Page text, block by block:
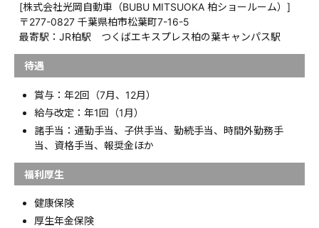
[株式会社光岡自動車（BUBU MITSUOKA 柏ショールーム）]
〒277-0827 千葉県柏市松葉町7-16-5
最寄駅：JR柏駅 つくばエキスプレス柏の葉キャンパス駅
待遇
賞与：年2回（7月、12月）
給与改定：年1回（1月）
諸手当：通勤手当、子供手当、勤続手当、時間外勤務手
当、資格手当、報奨金ほか
福利厚生
健康保険
厚生年金保険